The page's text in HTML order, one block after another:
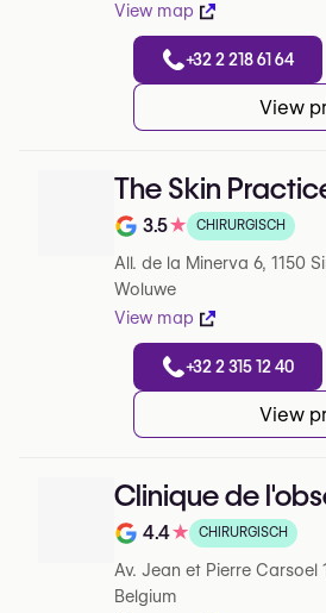
View map
+32 2 218 61 64
View
The Skin
Note de 3.5 sur 5 sur
3.5★ CHIRURGISCH
All. de la Minerva 6, 1150
Woluwe
View map
+32 2 315 12 40
View
Clinique de
Note de 4.4 sur 5 sur
4.4★ CHIRURGISCH
Av. Jean et Pierre Carsoel
Belgium